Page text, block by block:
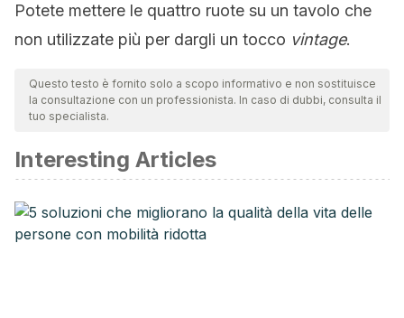
Potete mettere le quattro ruote su un tavolo che
non utilizzate più per dargli un tocco vintage.
Questo testo è fornito solo a scopo informativo e non sostituisce
la consultazione con un professionista. In caso di dubbi, consulta il
tuo specialista.
Interesting Articles